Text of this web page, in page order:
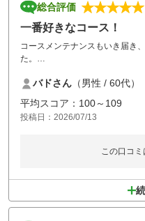
総合評価
一番好きなコース！
コースメンテナンスもいき届き
た。
バドさん （男性 / 60代）
平均スコア：100～109
投稿日：2026/07/13
この口コ